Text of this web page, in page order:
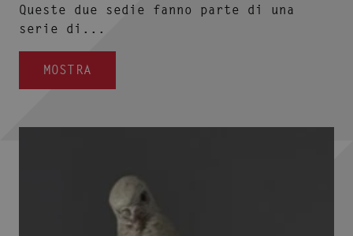
Queste due sedie fanno parte di una
serie di...
MOSTRA